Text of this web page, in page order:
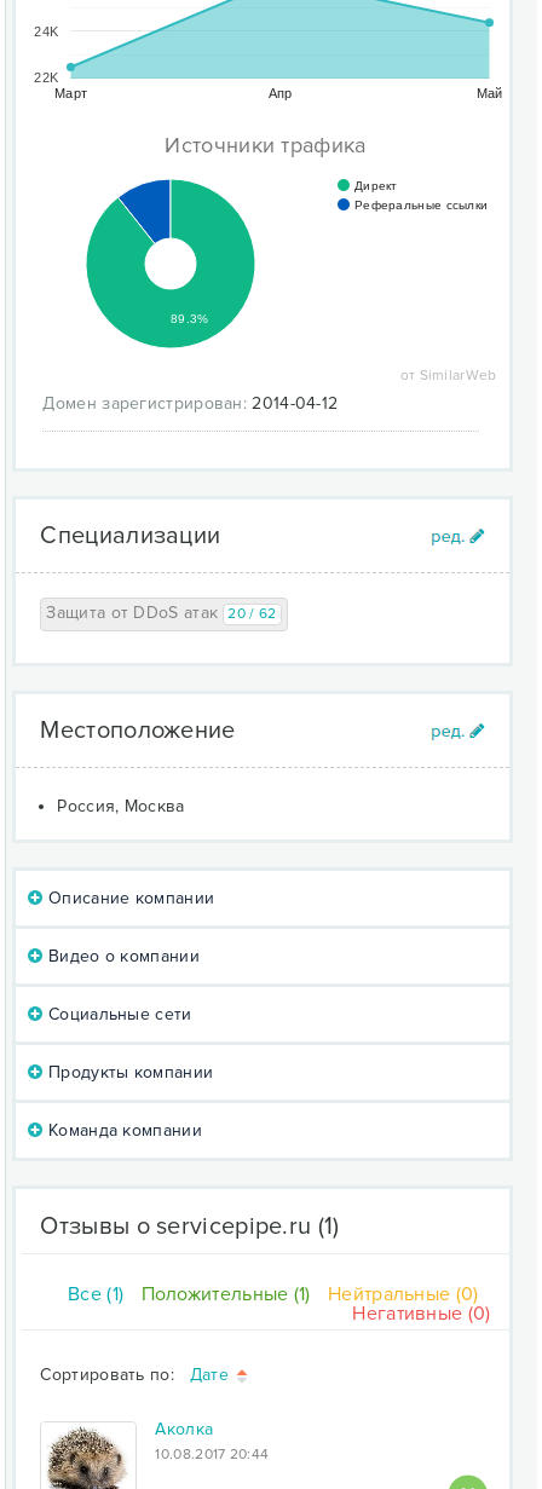
Март Апр Май
22K
24K
Источники трафика
Директ
Реферальные ссылки
89.3%
от SimilarWeb
Домен зарегистрирован: 2014-04-12
Специализации
Защита от DDoS атак 20 / 62
Местоположение
Россия, Москва
Описание компании
Видео о компании
Социальные сети
Продукты компании
Команда компании
Отзывы о servicepipe.ru (1)
Все (1) Положительные (1)
Нейтральные (0)
Негативные (0)
Сортировать по: Дате
Аколка
10.08.2017 20:44